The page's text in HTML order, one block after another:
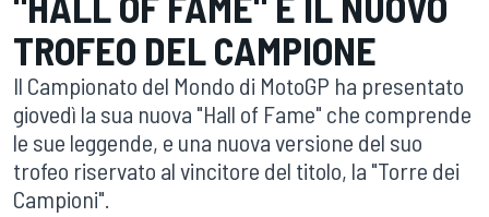
TROFEO DEL CAMPIONE
Il Campionato del Mondo di MotoGP ha presentato
giovedì la sua nuova "Hall of Fame" che comprende
le sue leggende, e una nuova versione del suo
trofeo riservato al vincitore del titolo, la "Torre dei
Campioni".